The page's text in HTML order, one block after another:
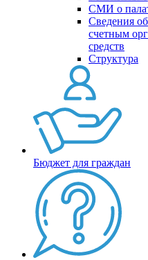
СМИ о
Сведения
счетным
средств
Структура
Бюджет для граждан